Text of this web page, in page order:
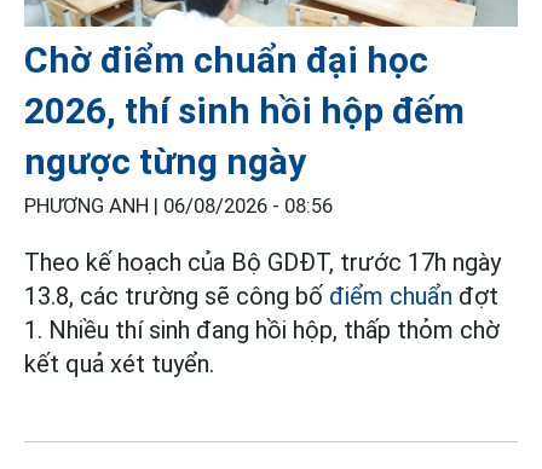
Chờ điểm chuẩn đại học
2026, thí sinh hồi hộp đếm
ngược từng ngày
PHƯƠNG ANH | 06/08/2026 - 08:56
Theo kế hoạch của Bộ GDĐT, trước 17h ngày
13.8, các trường sẽ công bố điểm chuẩn đợt
1. Nhiều thí sinh đang hồi hộp, thấp thỏm chờ
kết quả xét tuyển.